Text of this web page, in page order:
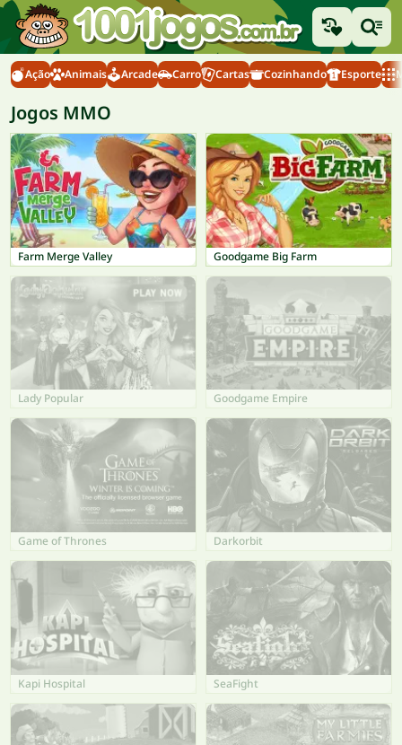
Ação Animais Arcade Carro Cartas Cozinhando Esporte
Jogos MMO
Farm Merge Valley Goodgame Big Farm
Lady Popular Goodgame Empire
Game of Thrones Darkorbit
Kapi Hospital SeaFight